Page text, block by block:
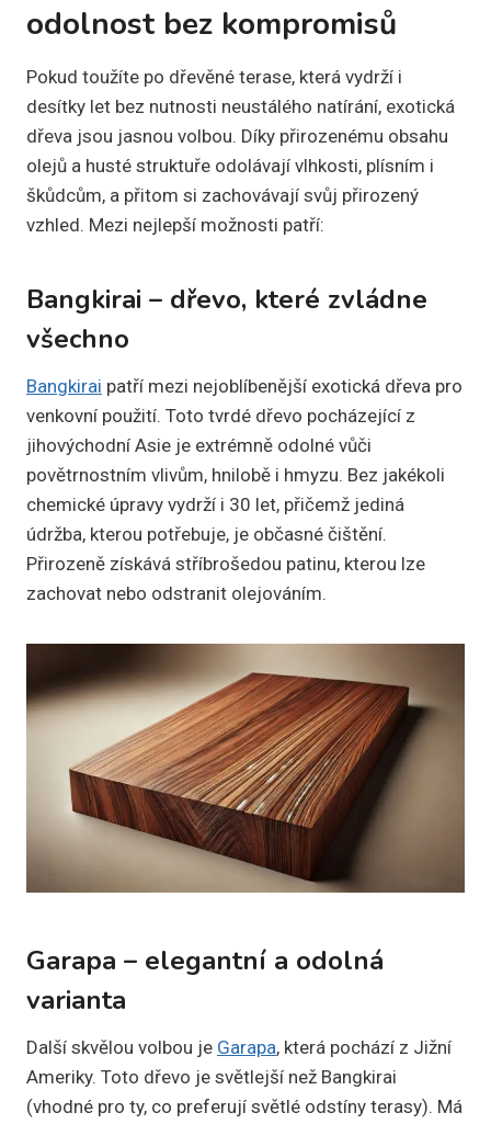
odolnost bez kompromisů
Pokud toužíte po dřevěné terase, která vydrží i
desítky let bez nutnosti neustálého natírání, exotická
dřeva jsou jasnou volbou. Díky přirozenému obsahu
olejů a husté struktuře odolávají vlhkosti, plísním i
škůdcům, a přitom si zachovávají svůj přirozený
vzhled. Mezi nejlepší možnosti patří:
Bangkirai – dřevo, které zvládne
všechno
Bangkirai patří mezi nejoblíbenější exotická dřeva pro
venkovní použití. Toto tvrdé dřevo pocházející z
jihovýchodní Asie je extrémně odolné vůči
povětrnostním vlivům, hnilobě i hmyzu. Bez jakékoli
chemické úpravy vydrží i 30 let, přičemž jediná
údržba, kterou potřebuje, je občasné čištění.
Přirozeně získává stříbrošedou patinu, kterou lze
zachovat nebo odstranit olejováním.
Garapa – elegantní a odolná
varianta
Další skvělou volbou je Garapa, která pochází z Jižní
Ameriky. Toto dřevo je světlejší než Bangkirai
(vhodné pro ty, co preferují světlé odstíny terasy). Má